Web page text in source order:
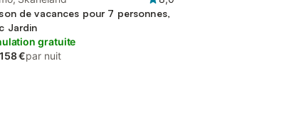
de vacances pour 7 personnes,
Jardin
gratuite
€par nuit